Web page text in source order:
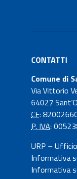
CONTATTI
Comune di
Via Vittorio
64027
CF:
P. IVA:
URP –
Informativa
Informativa